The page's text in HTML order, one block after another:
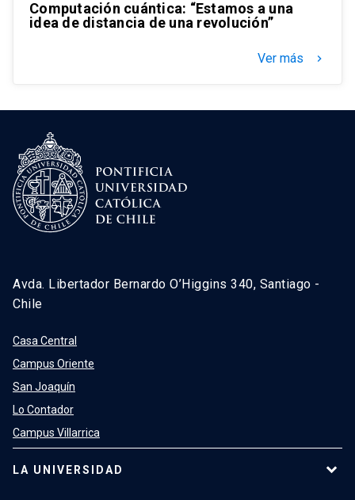
Computación cuántica: “Estamos a una
idea de distancia de una revolución”
Ver más keyboard_arrow_right
Avda. Libertador Bernardo O’Higgins 340, Santiago -
Chile
Casa Central
Campus Oriente
San Joaquín
Lo Contador
Campus Villarrica
LA UNIVERSIDAD